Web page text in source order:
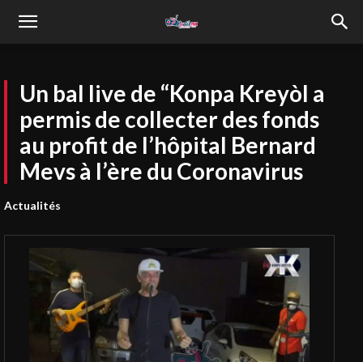
Un bal live de “Konpa Kreyòl a
permis de collecter des fonds
au profit de l’hôpital Bernard
Mevs à l’ère du Coronavirus
Actualités